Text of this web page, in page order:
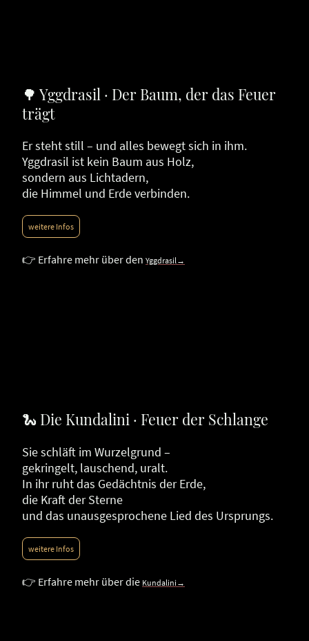
🌳 Yggdrasil · Der Baum, der das Feuer
trägt
Er steht still – und alles bewegt sich in ihm.
Yggdrasil ist kein Baum aus Holz,
sondern aus Lichtadern,
die Himmel und Erde verbinden.
weitere Infos
👉 Erfahre mehr über den Yggdrasil→
🐍 Die Kundalini · Feuer der Schlange
Sie schläft im Wurzelgrund –
gekringelt, lauschend, uralt.
In ihr ruht das Gedächtnis der Erde,
die Kraft der Sterne
und das unausgesprochene Lied des Ursprungs.
weitere Infos
👉 Erfahre mehr über die Kundalini→